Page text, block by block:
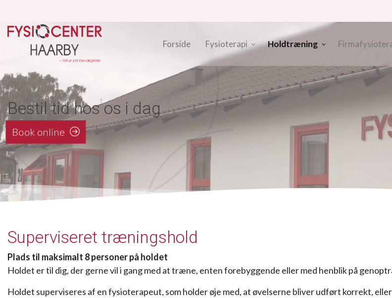
hovedindhold
Forside Fysioterapi Holdtræning
Bestil tid hos os i dag
Book online
Superviseret træningshold
Plads til maksimalt 8 personer på holdet
Holdet er til dig, der gerne vil i gang med at træne, enten forebyggende eller med henblik på
Holdet superviseres af en fysioterapeut, som holder øje med, at øvelserne bliver udført korrekt,